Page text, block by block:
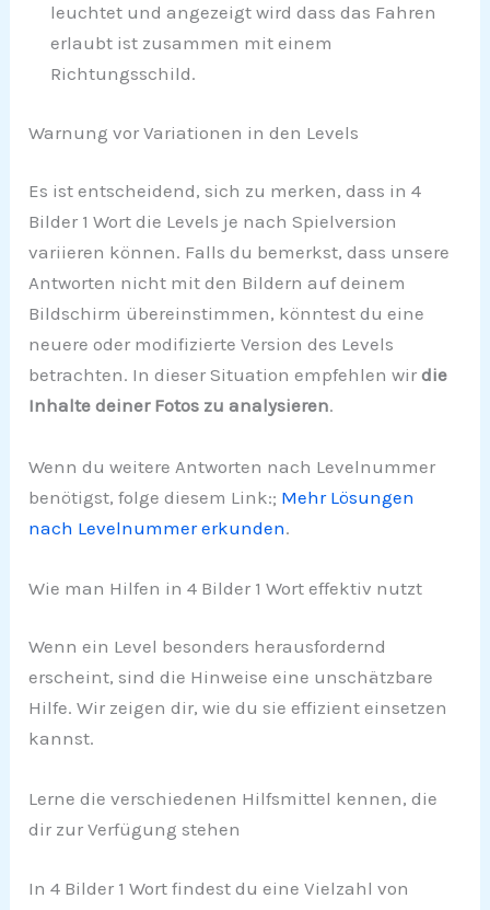
leuchtet und angezeigt wird dass das Fahren
erlaubt ist zusammen mit einem
Richtungsschild.
Warnung vor Variationen in den Levels
Es ist entscheidend, sich zu merken, dass in 4
Bilder 1 Wort die Levels je nach Spielversion
variieren können. Falls du bemerkst, dass unsere
Antworten nicht mit den Bildern auf deinem
Bildschirm übereinstimmen, könntest du eine
neuere oder modifizierte Version des Levels
betrachten. In dieser Situation empfehlen wirdie
Inhalte deiner Fotos zu analysieren.
Wenn du weitere Antworten nach Levelnummer
benötigst, folge diesem Link:; Mehr Lösungen
nach Levelnummer erkunden.
Wie man Hilfen in 4 Bilder 1 Wort effektiv nutzt
Wenn ein Level besonders herausfordernd
erscheint, sind die Hinweise eine unschätzbare
Hilfe. Wir zeigen dir, wie du sie effizient einsetzen
kannst.
Lerne die verschiedenen Hilfsmittel kennen, die
dir zur Verfügung stehen
In 4 Bilder 1 Wort findest du eine Vielzahl von